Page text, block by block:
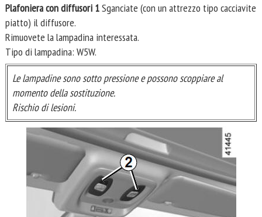
Plafoniera con diffusori 1Sganciate (con un attrezzo tipo cacciavite
piatto) il diffusore.
Rimuovete la lampadina interessata.
Tipo di lampadina: W5W.
Le lampadine sono sotto pressione e possono scoppiare al
momento della sostituzione.
Rischio di lesioni.